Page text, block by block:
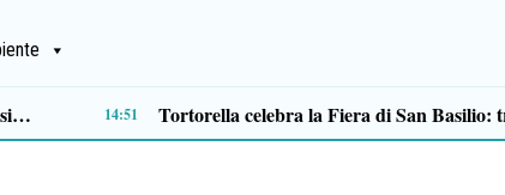
Verso il 66^ Salone nautico internazionale di Genova: aperto il ticketing online 13:01